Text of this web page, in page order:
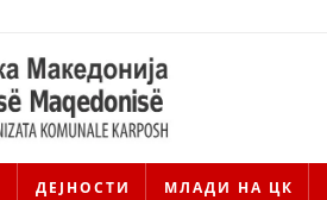
ДЕЈНОСТИ МЛАДИ НА ЦК